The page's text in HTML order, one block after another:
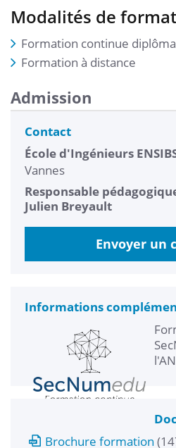
Modalités de
Formation continue
Formation à distance
Admission
Contact
École d'Ingénieurs
Vannes
Responsable
Julien Breyault
Envoyer un
Informations
Brochure formation